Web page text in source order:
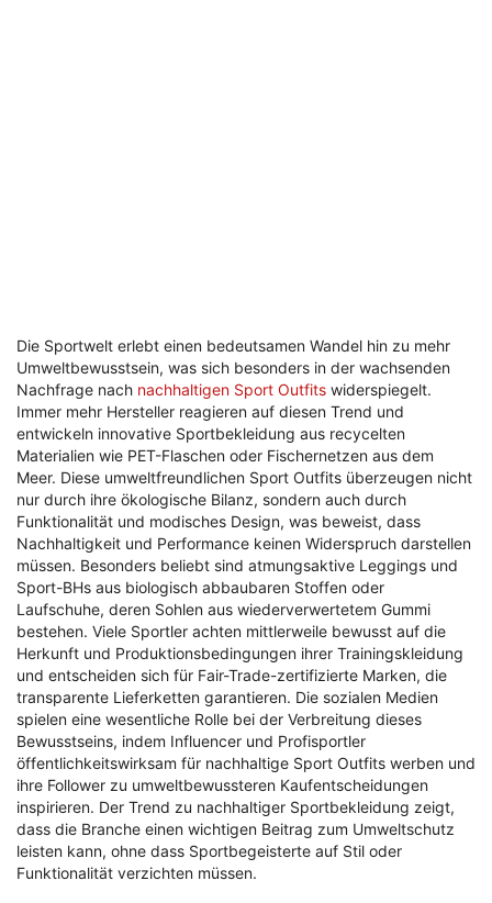
Die Sportwelt erlebt einen bedeutsamen Wandel hin zu mehr
Umweltbewusstsein, was sich besonders in der wachsenden
Nachfrage nach nachhaltigen Sport Outfits widerspiegelt.
Immer mehr Hersteller reagieren auf diesen Trend und
entwickeln innovative Sportbekleidung aus recycelten
Materialien wie PET-Flaschen oder Fischernetzen aus dem
Meer. Diese umweltfreundlichen Sport Outfits überzeugen nicht
nur durch ihre ökologische Bilanz, sondern auch durch
Funktionalität und modisches Design, was beweist, dass
Nachhaltigkeit und Performance keinen Widerspruch darstellen
müssen. Besonders beliebt sind atmungsaktive Leggings und
Sport-BHs aus biologisch abbaubaren Stoffen oder
Laufschuhe, deren Sohlen aus wiederverwertetem Gummi
bestehen. Viele Sportler achten mittlerweile bewusst auf die
Herkunft und Produktionsbedingungen ihrer Trainingskleidung
und entscheiden sich für Fair-Trade-zertifizierte Marken, die
transparente Lieferketten garantieren. Die sozialen Medien
spielen eine wesentliche Rolle bei der Verbreitung dieses
Bewusstseins, indem Influencer und Profisportler
öffentlichkeitswirksam für nachhaltige Sport Outfits werben und
ihre Follower zu umweltbewussteren Kaufentscheidungen
inspirieren. Der Trend zu nachhaltiger Sportbekleidung zeigt,
dass die Branche einen wichtigen Beitrag zum Umweltschutz
leisten kann, ohne dass Sportbegeisterte auf Stil oder
Funktionalität verzichten müssen.